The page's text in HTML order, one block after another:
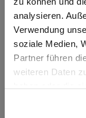
analysieren.
Verwendung
soziale Medien,
Partner führen
weiteren Daten